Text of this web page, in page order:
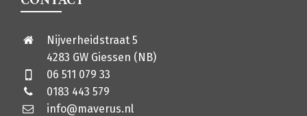
Nijverheidstraat 5
4283 GW Giessen (NB)
06 511 079 33
0183 443 579
info@maverus.nl